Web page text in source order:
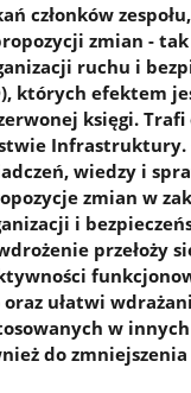
członków
zmian - tak
ruchu i
których efektem
księgi. Trafi
Infrastruktury.
wiedzy i
zmian w
i
przełoży
ułatwi
w
do